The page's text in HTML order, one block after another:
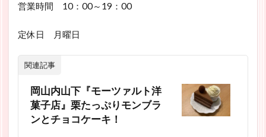
営業時間 10：00～19：00
定休日 月曜日
関連記事
岡山内山下『モーツァルト洋
菓子店』栗たっぷりモンブラ
ンとチョコケーキ！